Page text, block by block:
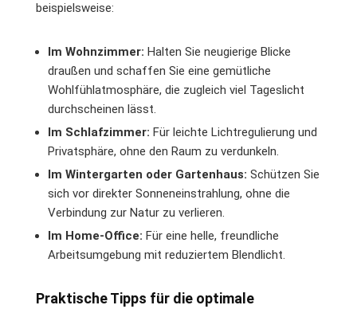
beispielsweise:
Im Wohnzimmer: Halten Sie neugierige Blicke
draußen und schaffen Sie eine gemütliche
Wohlfühlatmosphäre, die zugleich viel Tageslicht
durchscheinen lässt.
Im Schlafzimmer: Für leichte Lichtregulierung und
Privatsphäre, ohne den Raum zu verdunkeln.
Im Wintergarten oder Gartenhaus: Schützen Sie
sich vor direkter Sonneneinstrahlung, ohne die
Verbindung zur Natur zu verlieren.
Im Home-Office: Für eine helle, freundliche
Arbeitsumgebung mit reduziertem Blendlicht.
Praktische Tipps für die optimale